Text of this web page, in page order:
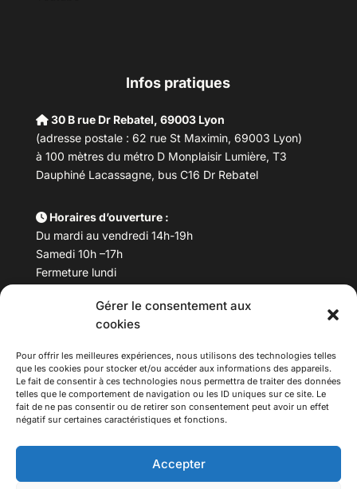
Gérer le consentement aux
cookies
Pour offrir les meilleures expériences, nous utilisons des technologies telles
que les cookies pour stocker et/ou accéder aux informations des appareils.
Le fait de consentir à ces technologies nous permettra de traiter des données
telles que le comportement de navigation ou les ID uniques sur ce site. Le
fait de ne pas consentir ou de retirer son consentement peut avoir un effet
négatif sur certaines caractéristiques et fonctions.
Accepter
Infos pratiques
30 B rue Dr Rebatel, 69003 Lyon
(adresse postale : 62 rue St Maximin, 69003 Lyon)
à 100 mètres du métro D Monplaisir Lumière, T3
Dauphiné Lacassagne, bus C16 Dr Rebatel
Horaires d’ouverture :
Du mardi au vendredi 14h-19h
Samedi 10h –17h
Fermeture lundi
Téléphone : 04 78 53 06 40
maisondesculturesasiatiques@asiexpo.com